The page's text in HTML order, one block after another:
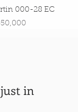
000-28 EC
just in